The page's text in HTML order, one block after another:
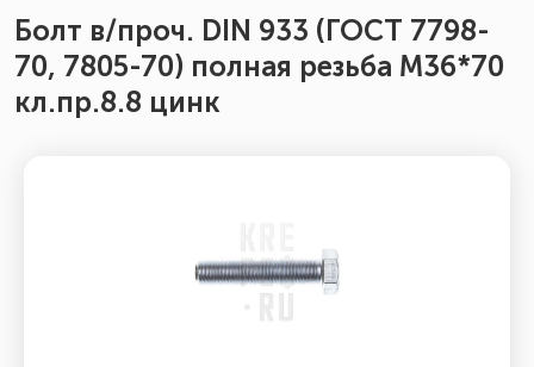
Болт в/проч. DIN 933 (ГОСТ 7798-
70, 7805-70) полная резьба М36*70
кл.пр.8.8 цинк